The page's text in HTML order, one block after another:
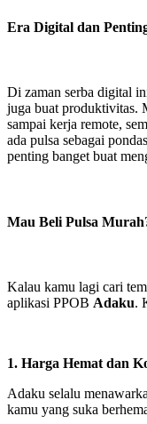
Era Digital dan
Di zaman serba digital
juga buat produktivitas.
sampai kerja remote,
ada pulsa sebagai
penting banget buat
Mau Beli Pulsa
Kalau kamu lagi cari
aplikasi PPOB Adaku.
1. Harga Hemat dan
Adaku selalu
kamu yang suka